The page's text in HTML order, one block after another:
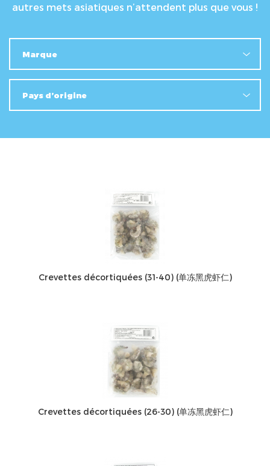
autres mets asiatiques n’attendent plus que vous !
Crevettes décortiquées (31-40) (单冻黑虎虾仁)
Crevettes décortiquées (26-30) (单冻黑虎虾仁)